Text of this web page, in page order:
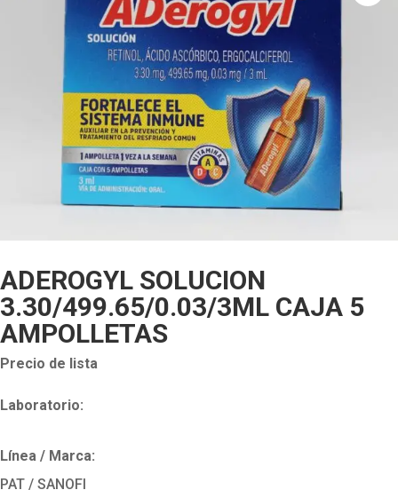
ADEROGYL SOLUCION
3.30/499.65/0.03/3ML CAJA 5
AMPOLLETAS
Precio de lista
Laboratorio:
Línea / Marca:
PAT / SANOFI